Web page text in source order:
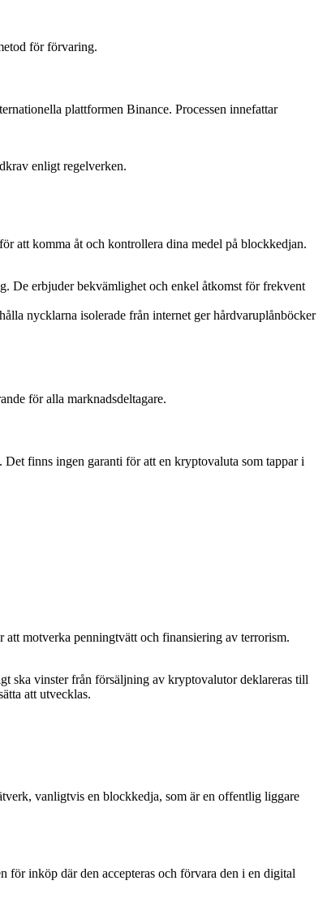
för förvaring.
plattformen Binance. Processen innefattar
enligt regelverken.
att komma åt och kontrollera dina medel på blockkedjan.
De erbjuder bekvämlighet och enkel åtkomst för frekvent
nycklarna isolerade från internet ger hårdvaruplånböcker
för alla marknadsdeltagare.
finns ingen garanti för att en kryptovaluta som tappar i
motverka penningtvätt och finansiering av terrorism.
ska vinster från försäljning av kryptovalutor deklareras till
att utvecklas.
vanligtvis en blockkedja, som är en offentlig liggare
för inköp där den accepteras och förvara den i en digital